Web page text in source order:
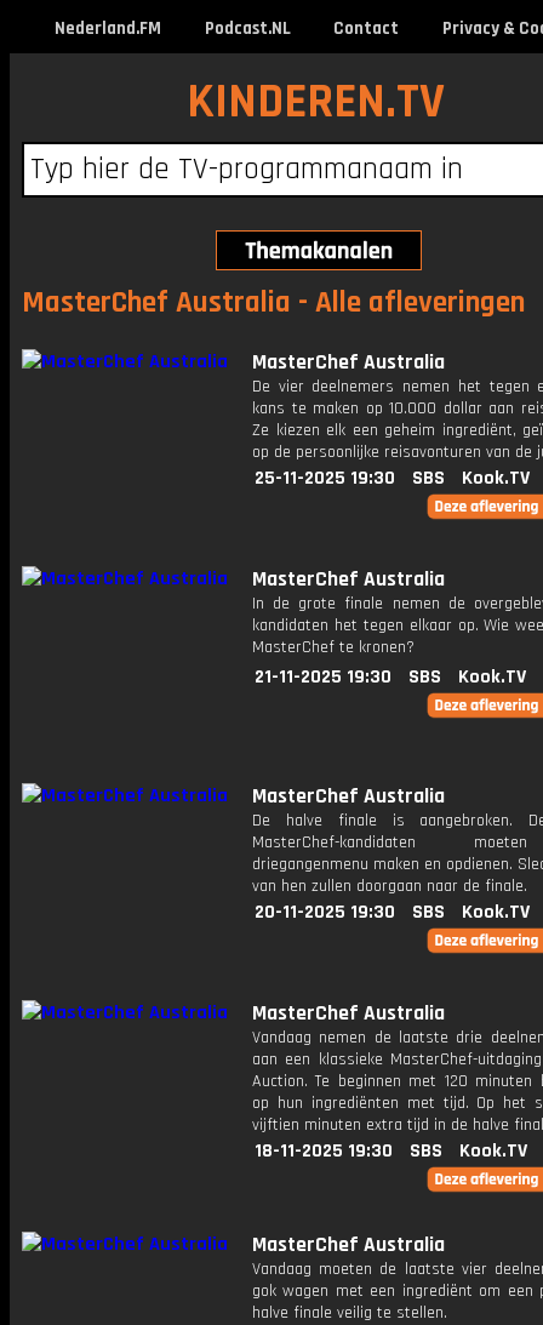
Nederland.FM Podcast.NL Contact Privacy &
KINDEREN.TV
MasterChef Australia - Alle afleveringen
MasterChef Australia
De vier deelnemers nemen het tegen
kans te maken op 10.000 dollar aan
Ze kiezen elk een geheim ingrediënt,
op de persoonlijke reisavonturen van de
25-11-2025 19:30 SBS Kook.TV
MasterChef Australia
In de grote finale nemen de
kandidaten het tegen elkaar op. Wie
MasterChef te kronen?
21-11-2025 19:30 SBS Kook.TV
MasterChef Australia
De halve finale is aangebroken.
MasterChef-kandidaten
driegangenmenu maken en opdienen.
van hen zullen doorgaan naar de finale.
20-11-2025 19:30 SBS Kook.TV
MasterChef Australia
Vandaag nemen de laatste drie
aan een klassieke MasterChef-
Auction. Te beginnen met 120 minuten
op hun ingrediënten met tijd. Op het
vijftien minuten extra tijd in de halve
18-11-2025 19:30 SBS Kook.TV
MasterChef Australia
Vandaag moeten de laatste vier
gok wagen met een ingrediënt om een
halve finale veilig te stellen.